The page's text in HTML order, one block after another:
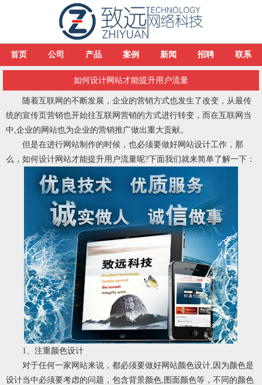
首页 公司 产品 案例 新闻 招聘 联系
如何设计网站才能提升用户流量
随着互联网的不断发展，企业的营销方式也发生了改变，从最传
统的宣传页营销也开始往互联网营销的方式进行转变，而在互联网当
中,企业的网站也为企业的营销推广做出重大贡献。
但是在进行网站制作的时候，也必须要做好网站设计工作，那
么，如何设计网站才能提升用户流量呢?下面我们就来简单了解一下：
1、注重颜色设计
对于任何一家网站来说，都必须要做好网站颜色设计,因为颜色是
设计当中必须要考虑的问题，包含背景颜色,图面颜色等，不同的颜色